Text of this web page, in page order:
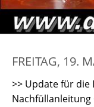
FREITAG, 19.
>> Update für die
Nachfüllanleitung